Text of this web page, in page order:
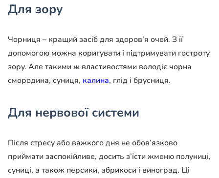
Для зору
Чорниця – кращий засіб для здоров’я очей. З її
допомогою можна коригувати і підтримувати гостроту
зору. Але такими ж властивостями володіє чорна
смородина, суниця, калина, глід і брусниця.
Для нервової системи
Після стресу або важкого дня не обов’язково
приймати заспокійливе, досить з’їсти жменю полуниці,
суниці, а також персики, абрикоси і виноград. Ці